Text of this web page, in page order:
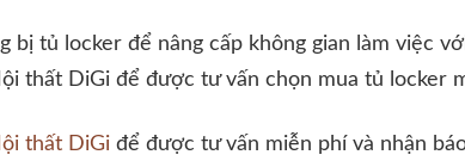
bị tủ locker để nâng cấp không gian làm việc
thất DiGi để được tư vấn chọn mua tủ locker
thất DiGi để được tư vấn miễn phí và nhận